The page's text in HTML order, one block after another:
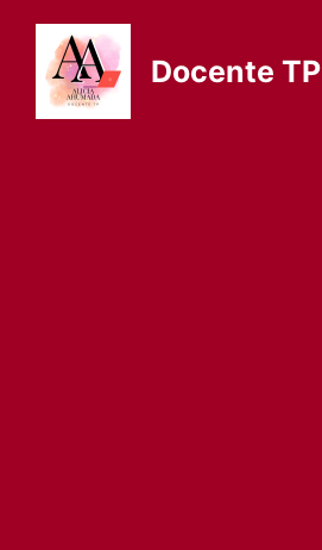
contenido
Docente TP